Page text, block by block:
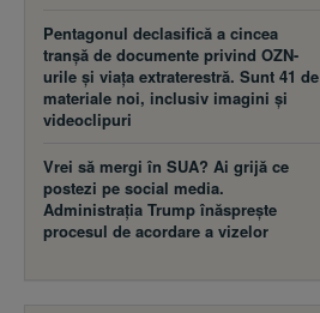
Pentagonul declasifică a cincea
tranșă de documente privind OZN-
urile și viața extraterestră. Sunt 41 de
materiale noi, inclusiv imagini și
videoclipuri
Vrei să mergi în SUA? Ai grijă ce
postezi pe social media.
Administrația Trump înăsprește
procesul de acordare a vizelor